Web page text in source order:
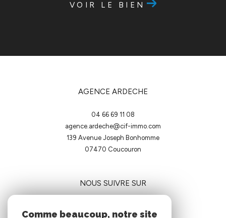
VOIR LE BIEN
AGENCE ARDECHE
04 66 69 11 08
agence.ardeche@cif-immo.com
139 Avenue Joseph Bonhomme
07470
coucouron
NOUS SUIVRE SUR
Comme beaucoup, notre site